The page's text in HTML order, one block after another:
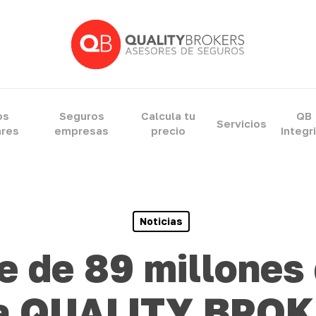
Seguros
empresas
Calcula tu
precio
Servicios
QB
Noticias
de 89 millones